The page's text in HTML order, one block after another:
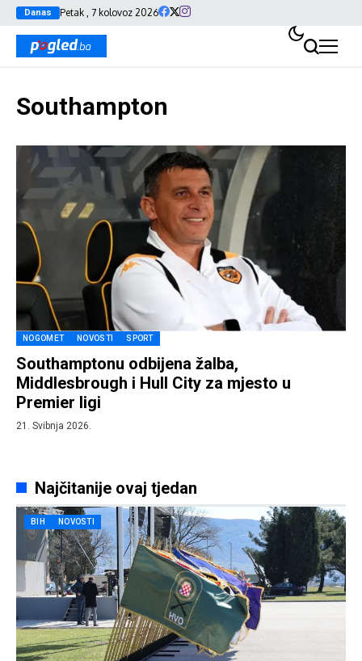
Danas Petak , 7 kolovoz 2026
Southampton
NOGOMET NOVOSTI SPORT
Southamptonu odbijena žalba,
Middlesbrough i Hull City za mjesto u
Premier ligi
21. Svibnja 2026.
Najčitanije ovaj tjedan
BIH NOVOSTI